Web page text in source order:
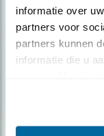
informatie over
partners voor
partners kunnen
informatie die u